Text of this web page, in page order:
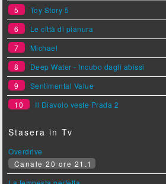
5
Toy Story 5
6
Le città di pianura
7
Michael
8
Deep Water - Incubo dagli abissi
9
Sentimental Value
10
Il Diavolo veste Prada 2
Stasera in Tv
Overdrive
Canale 20 ore 21.1